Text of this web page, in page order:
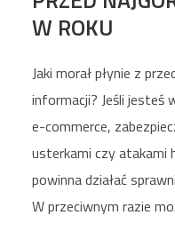
W ROKU
Jaki morał płynie z
informacji? Jeśli jesteś
e-commerce,
usterkami czy atakami
powinna działać
W przeciwnym razie